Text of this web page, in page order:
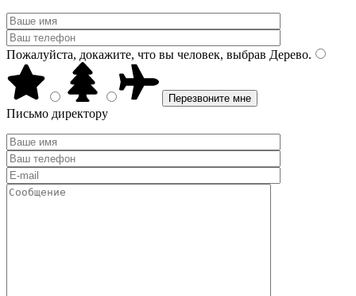
Пожалуйста, докажите, что вы человек, выбрав Дерево.
Письмо директору